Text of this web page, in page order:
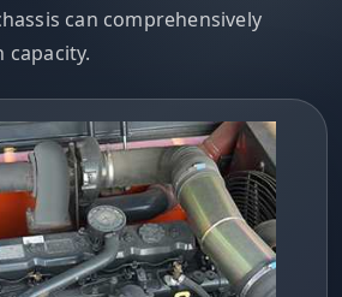
can comprehensively